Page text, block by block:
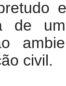
de
civil.